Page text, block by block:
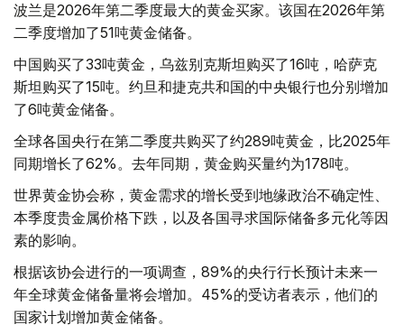
波兰是2026年第二季度最大的黄金买家。该国在2026年第
二季度增加了51吨黄金储备。
中国购买了33吨黄金，乌兹别克斯坦购买了16吨，哈萨克
斯坦购买了15吨。约旦和捷克共和国的中央银行也分别增加
了6吨黄金储备。
全球各国央行在第二季度共购买了约289吨黄金，比2025年
同期增长了62%。去年同期，黄金购买量约为178吨。
世界黄金协会称，黄金需求的增长受到地缘政治不确定性、
本季度贵金属价格下跌，以及各国寻求国际储备多元化等因
素的影响。
根据该协会进行的一项调查，89%的央行行长预计未来一
年全球黄金储备量将会增加。45%的受访者表示，他们的
国家计划增加黄金储备。